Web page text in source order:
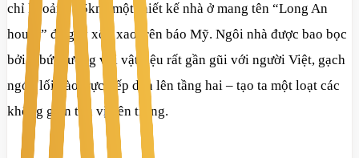
chỉ khoảng 45km, một thiết kế nhà ở mang tên “Long An
house” đã gây xôn xao trên báo Mỹ. Ngôi nhà được bao bọc
bởi 2 bức tường với vật liệu rất gần gũi với người Việt, gạch
ngói, lối vào trực tiếp dẫn lên tầng hai – tạo ta một loạt các
không gian thú vị bên trong.